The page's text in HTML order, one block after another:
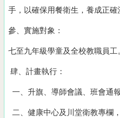
手，以確保用餐衛生，養成正確
參、實施對象：
七至九年級學童及全校教職員工。
肆、計畫執行：
一、升旗、導師會議、班會通
二、健康中心及川堂衛教專欄